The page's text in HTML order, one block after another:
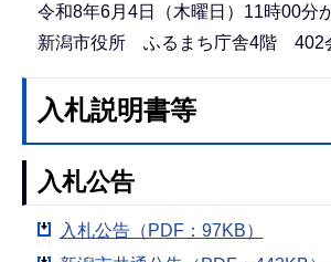
令和8年6月4日（木曜日）11時00分
新潟市役所 ふるまち庁舎4階 402
入札説明書等
入札公告
入札公告（PDF：97KB）